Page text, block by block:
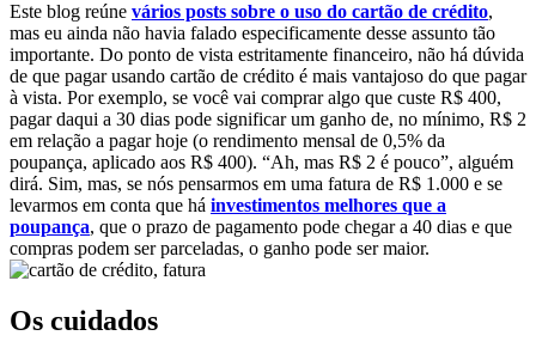
Este blog reúne vários posts sobre o uso do cartão de crédito,
mas eu ainda não havia falado especificamente desse assunto tão
importante. Do ponto de vista estritamente financeiro, não há dúvida
de que pagar usando cartão de crédito é mais vantajoso do que pagar
à vista. Por exemplo, se você vai comprar algo que custe R$ 400,
pagar daqui a 30 dias pode significar um ganho de, no mínimo, R$ 2
em relação a pagar hoje (o rendimento mensal de 0,5% da
poupança, aplicado aos R$ 400). “Ah, mas R$ 2 é pouco”, alguém
dirá. Sim, mas, se nós pensarmos em uma fatura de R$ 1.000 e se
levarmos em conta que há investimentos melhores que a
poupança, que o prazo de pagamento pode chegar a 40 dias e que
compras podem ser parceladas, o ganho pode ser maior.
Os cuidados